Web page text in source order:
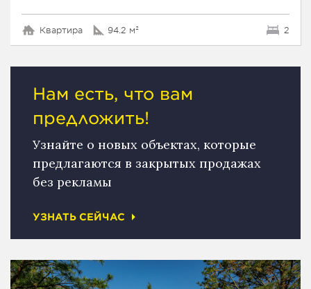
Квартира 94.2 м² 2
Нам есть, что вам
предложить!
Узнайте о новых объектах, которые
предлагаются в закрытых продажах
без рекламы
УЗНАТЬ СЕЙЧАС